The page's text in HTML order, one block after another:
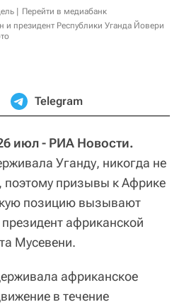
Перейти в медиабанк
президент Республики Уганда Йовери
Telegram
июл - РИА Новости.
Уганду, никогда не
поэтому призывы к Африке
позицию вызывают
африканской
Мусевени.
африканское
в течение